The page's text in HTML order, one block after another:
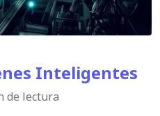
Inteligentes
de lectura